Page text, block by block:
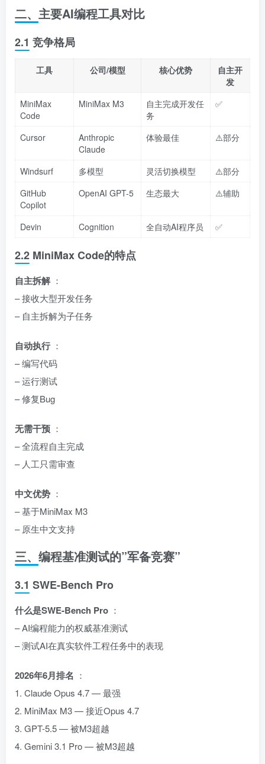
二、主要AI编程工具对比
2.1 竞争格局
工具 公司/模型 核心优势
自主开
发
MiniMax
Code
MiniMax M3
自主完成开发任
务
✅
Cursor
Anthropic
Claude
体验最佳 ⚠️部分
Windsurf 多模型 灵活切换模型
⚠️部分
GitHub
Copilot
OpenAI GPT-5 生态最大 ⚠️辅助
Devin Cognition 全自动AI程序员 ✅
2.2 MiniMax Code的特点
自主拆解 ：
– 接收大型开发任务
– 自主拆解为子任务
自动执行 ：
– 编写代码
– 运行测试
– 修复Bug
无需干预 ：
– 全流程自主完成
– 人工只需审查
中文优势 ：
– 基于MiniMax M3
– 原生中文支持
三、编程基准测试的”军备竞赛”
3.1 SWE-Bench Pro
什么是SWE-Bench Pro ：
– AI编程能力的权威基准测试
– 测试AI在真实软件工程任务中的表现
2026年6月排名 ：
1. Claude Opus 4.7 — 最强
2. MiniMax M3 — 接近Opus 4.7
3. GPT-5.5 — 被M3超越
4. Gemini 3.1 Pro — 被M3超越